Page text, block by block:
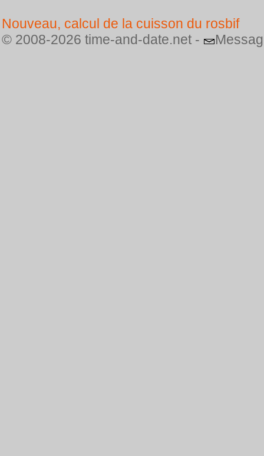
Nouveau, calcul de la cuisson du rosbif
© 2008-2026 time-and-date.net -